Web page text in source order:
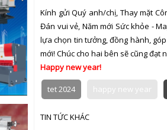
Kính gửi Quý anh/chị, Thay mặt
Đán vui vẻ, Năm mới Sức khỏe -
lựa chọn tin tưởng, đồng hành,
mới! Chúc cho hai bên sẽ cũng đạt
Happy new year!
tet 2024 happy new year
TIN TỨC KHÁC